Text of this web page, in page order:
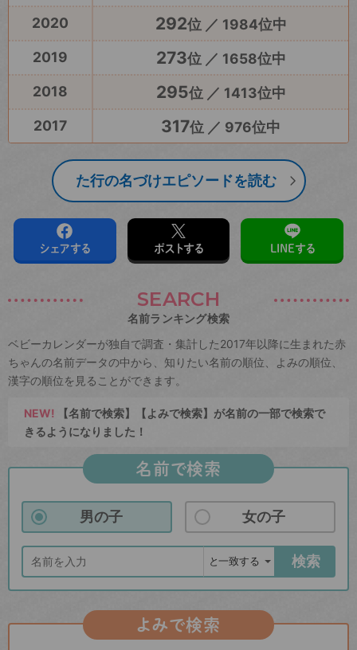
2020
292位 ／ 1984位中
2019
273位 ／ 1658位中
2018
295位 ／ 1413位中
2017
317位 ／ 976位中
た行の名づけエピソードを読む
シェアする ポストする LINEする
SEARCH
名前ランキング検索
ベビーカレンダーが独自で調査・集計した2017年以降に生まれた赤
ちゃんの名前データの中から、知りたい名前の順位、よみの順位、
漢字の順位を見ることができます。
NEW! 【名前で検索】【よみで検索】が名前の一部で検索で
きるようになりました！
名前で検索
男の子 女の子
検索
よみで検索